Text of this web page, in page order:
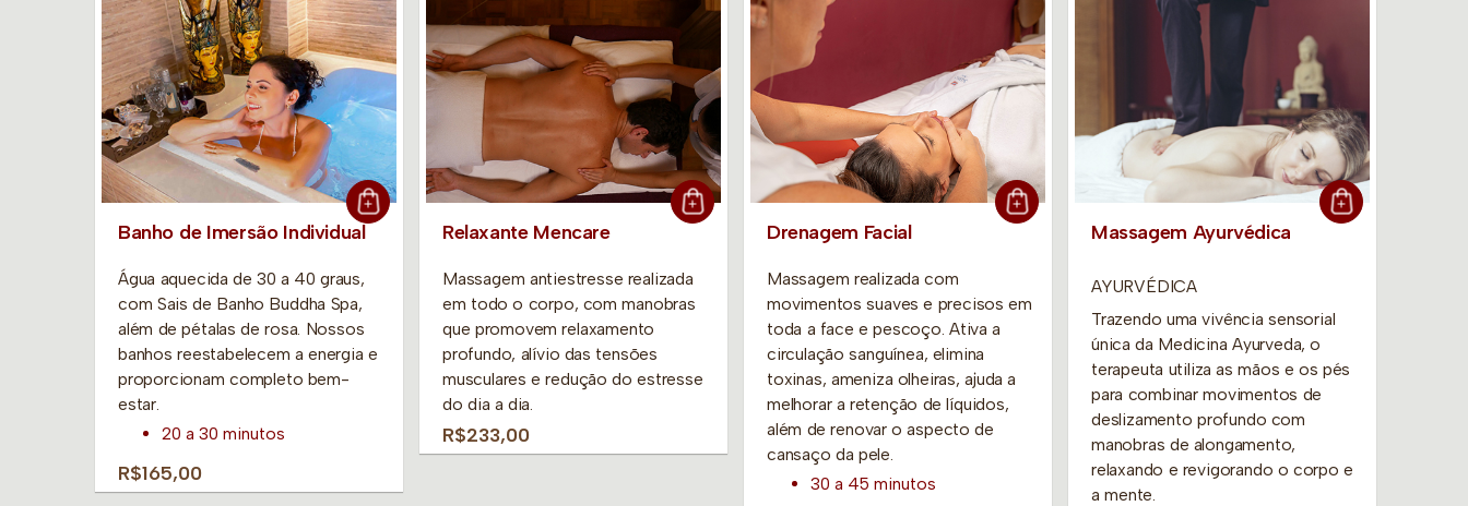
Banho de Imersão Individual
Água aquecida de 30 a 40 graus,
com Sais de Banho Buddha Spa,
além de pétalas de rosa. Nossos
banhos reestabelecem a energia e
proporcionam completo bem-
estar.
20 a 30 minutos
R$165,00
Relaxante Mencare
Massagem antiestresse realizada
em todo o corpo, com manobras
que promovem relaxamento
profundo, alívio das tensões
musculares e redução do estresse
do dia a dia.
R$233,00
Drenagem Facial
Massagem realizada com
movimentos suaves e precisos em
toda a face e pescoço. Ativa a
circulação sanguínea, elimina
toxinas, ameniza olheiras, ajuda a
melhorar a retenção de líquidos,
além de renovar o aspecto de
cansaço da pele.
30 a 45 minutos
Massagem Ayurvédica
AYURVÉDICA
Trazendo uma vivência sensorial
única da Medicina Ayurveda, o
terapeuta utiliza as mãos e os pés
para combinar movimentos de
deslizamento profundo com
manobras de alongamento,
relaxando e revigorando o corpo e
a mente.